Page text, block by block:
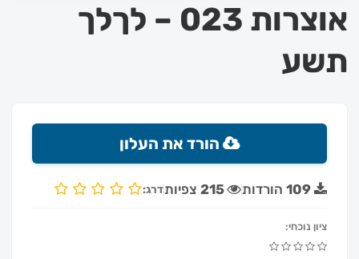
אוצרות 023 – לךלך
תשע
הורד את העלון
109 הורדות 215 צפיותדרג:
ציון נוכחי: